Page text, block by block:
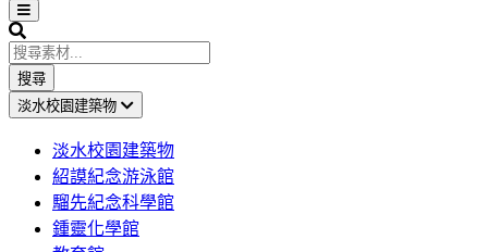
Open
sidebar
Search
搜尋
淡水校園建築物
淡水校園建築物
紹謨紀念游泳館
騮先紀念科學館
鍾靈化學館